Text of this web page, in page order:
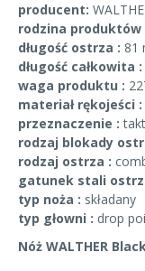
producent:
rodzina produktów
długość ostrza : 81
długość całkowita :
waga produktu :
materiał rękojeści :
przeznaczenie :
rodzaj blokady
rodzaj ostrza :
gatunek stali
typ noża : składany
typ głowni : drop
Nóż WALTHER